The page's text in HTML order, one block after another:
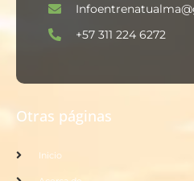
+57 311 224 6272
Otras páginas
Inicio